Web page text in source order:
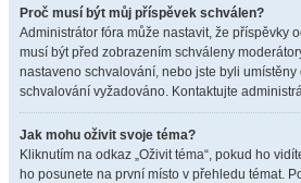
Proč musí být můj příspěvek schválen?
Administrátor fóra může nastavit, že příspěvky
musí být před zobrazením schváleny
nastaveno schvalování, nebo jste byli umístěny
schvalování vyžadováno. Kontaktujte
Jak mohu oživit svoje téma?
Kliknutím na odkaz „Oživit téma“, pokud ho
ho posunete na první místo v přehledu témat.